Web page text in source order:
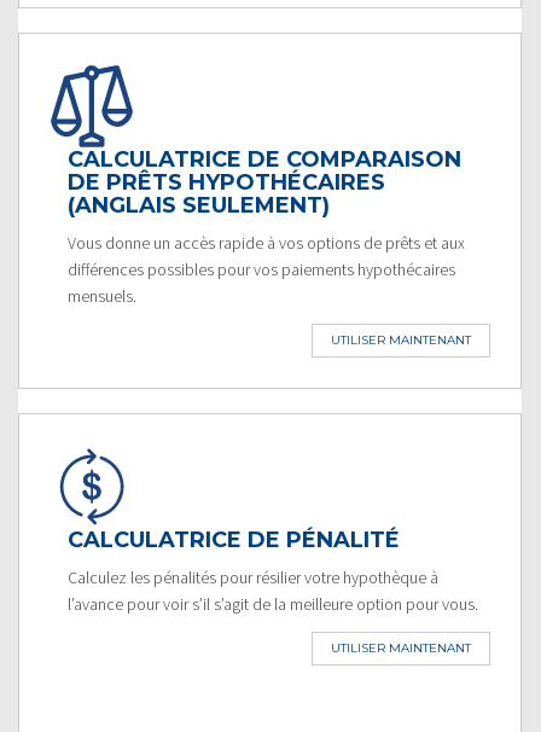
CALCULATRICE DE COMPARAISON
DE PRÊTS HYPOTHÉCAIRES
(ANGLAIS SEULEMENT)
Vous donne un accès rapide à vos options de prêts et aux
différences possibles pour vos paiements hypothécaires
mensuels.
UTILISER MAINTENANT
CALCULATRICE DE PÉNALITÉ
Calculez les pénalités pour résilier votre hypothèque à
l’avance pour voir s’il s’agit de la meilleure option pour vous.
UTILISER MAINTENANT